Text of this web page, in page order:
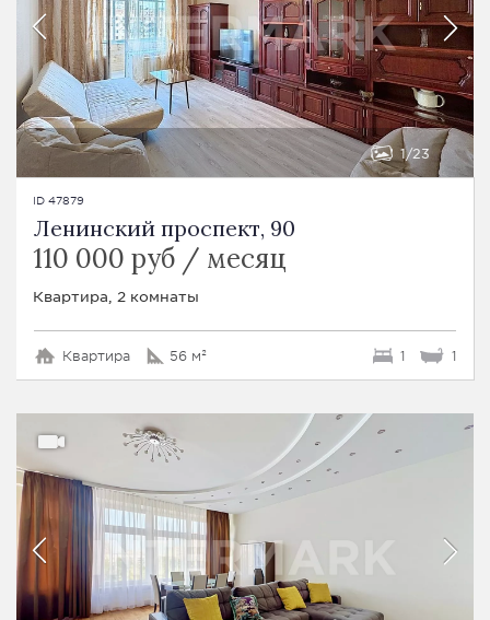
1 23
ID 47879
Ленинский проспект, 90
110 000 руб / месяц
Квартира, 2 комнаты
Квартира 56 м² 1 1